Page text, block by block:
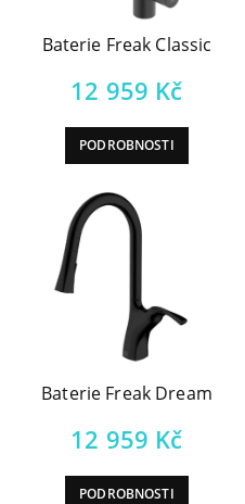
Baterie Freak Classic
12 959 Kč
PODROBNOSTI
Baterie Freak Dream
12 959 Kč
PODROBNOSTI